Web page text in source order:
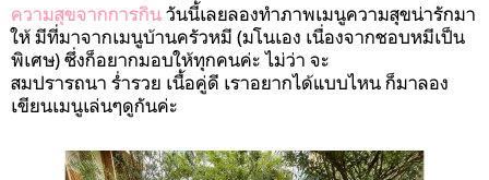
ความสุขจากการกินวันนี้เลยลองทำภาพเมนูความสุขน่ารักมา
ให้มีที่มาจากเมนูบ้านครัวหมี (มโนเอง เนื่องจากชอบหมีเป็น
พิเศษ)ซึ่งก็อยากมอบให้ทุกคนค่ะ ไม่ว่า จะ
สมปรารถนา ร่ำรวย เนื้อคู่ดี เราอยากได้แบบไหนก็มาลอง
เขียนเมนูเล่นๆดูกันค่ะ